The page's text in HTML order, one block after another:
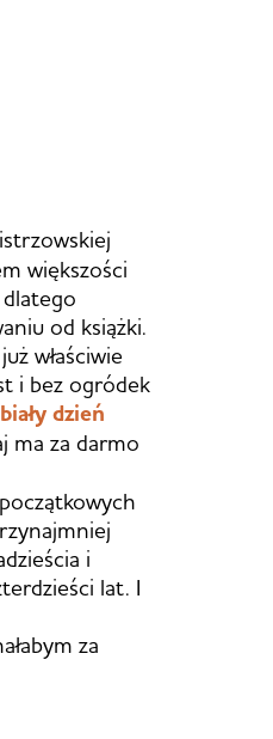
większości
od książki.
właściwie
i bez ogródek
dzień
ma za darmo
i
lat. I
za